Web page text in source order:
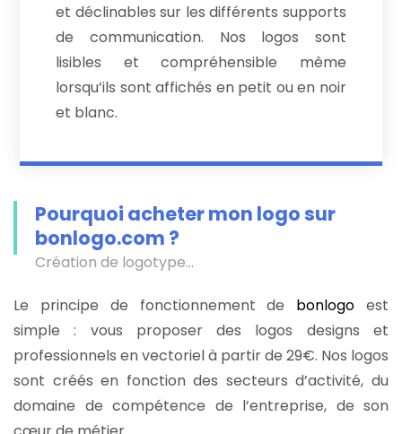
et déclinables sur les différents supports
de communication. Nos logos sont
lisibles et compréhensible même
lorsqu’ils sont affichés en petit ou en noir
et blanc.
Pourquoi acheter mon logo sur
bonlogo.com ?
Création de logotype…
Le principe de fonctionnement de bonlogo est
simple : vous proposer des logos designs et
professionnels en vectoriel à partir de 29€. Nos logos
sont créés en fonction des secteurs d’activité, du
domaine de compétence de l’entreprise, de son